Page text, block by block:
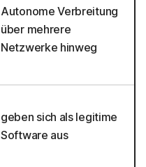
Autonome Verbreitung
über mehrere
Netzwerke hinweg
geben sich als legitime
Software aus